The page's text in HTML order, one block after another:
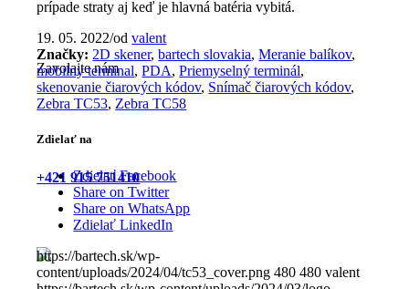
Zavolajte nám
+421 915 751410
prípade straty aj keď je hlavná batéria vybitá.
19. 05. 2022/odvalent
Značky: 2D skener,bartech slovakia,Meranie balíkov,
mobilny terminal,PDA,Priemyselný terminál,
skenovanie čiarových kódov, Snímač čiarových kódov,
Zebra TC53, Zebra TC58
Zdielať na
Zdielať Facebook
Share on Twitter
Share on WhatsApp
Zdielať LinkedIn
https://bartech.sk/wp-
content/uploads/2024/04/tc53_cover.png 480 480 valent